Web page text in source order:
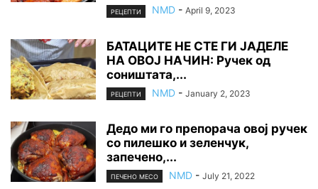
РЕЦЕПТИ NMD - April 9, 2023
БАТАЦИТЕ НЕ СТЕ ГИ ЈАДЕЛЕ
НА ОВОЈ НАЧИН: Ручек од
соништата,...
РЕЦЕПТИ NMD - January 2, 2023
Дедо ми го препорача овој ручек
со пилешко и зеленчук,
запечено,...
ПЕЧЕНО МЕСО NMD - July 21, 2022